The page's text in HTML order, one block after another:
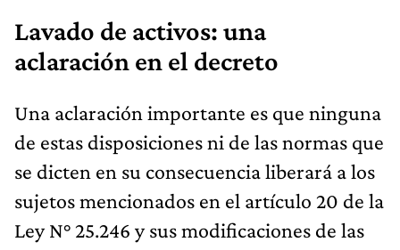
Lavado de activos: una
aclaración en el decreto
Una aclaración importante es que ninguna
de estas disposiciones ni de las normas que
se dicten en su consecuencia liberará a los
sujetos mencionados en el artículo 20 de la
Ley N° 25.246 y sus modificaciones de las